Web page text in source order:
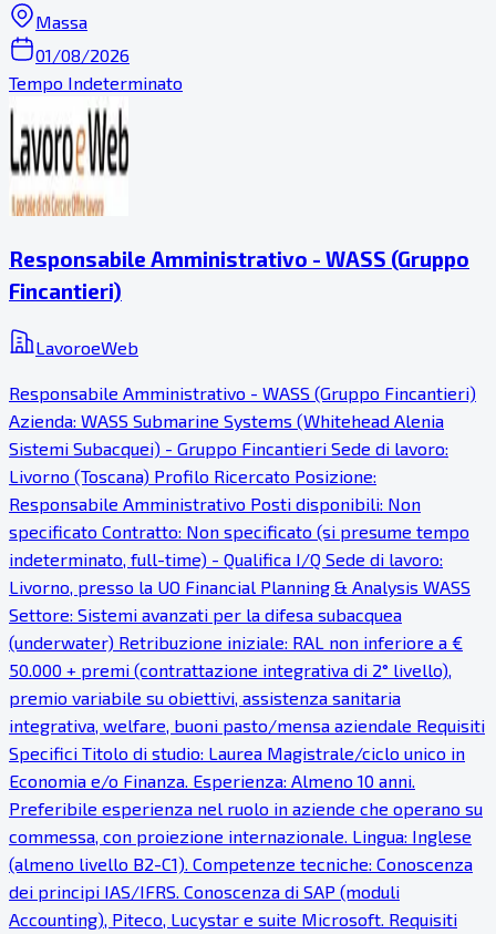
Massa
01/08/2026
Tempo Indeterminato
Responsabile Amministrativo - WASS (Gruppo
Fincantieri)
LavoroeWeb
Responsabile Amministrativo - WASS (Gruppo Fincantieri)
Azienda: WASS Submarine Systems (Whitehead Alenia
Sistemi Subacquei) - Gruppo Fincantieri Sede di lavoro:
Livorno (Toscana) Profilo Ricercato Posizione:
Responsabile Amministrativo Posti disponibili: Non
specificato Contratto: Non specificato (si presume tempo
indeterminato, full-time) - Qualifica I/Q Sede di lavoro:
Livorno, presso la UO Financial Planning & Analysis WASS
Settore: Sistemi avanzati per la difesa subacquea
(underwater) Retribuzione iniziale: RAL non inferiore a €
50.000 + premi (contrattazione integrativa di 2° livello),
premio variabile su obiettivi, assistenza sanitaria
integrativa, welfare, buoni pasto/mensa aziendale Requisiti
Specifici Titolo di studio: Laurea Magistrale/ciclo unico in
Economia e/o Finanza. Esperienza: Almeno 10 anni.
Preferibile esperienza nel ruolo in aziende che operano su
commessa, con proiezione internazionale. Lingua: Inglese
(almeno livello B2-C1). Competenze tecniche: Conoscenza
dei principi IAS/IFRS. Conoscenza di SAP (moduli
Accounting), Piteco, Lucystar e suite Microsoft. Requisiti